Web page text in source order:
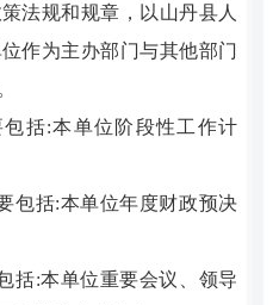
法规和规章，以山丹县人
作为主办部门与其他部门
括:本单位阶段性工作计
包括:本单位年度财政预决
括:本单位重要会议、领导